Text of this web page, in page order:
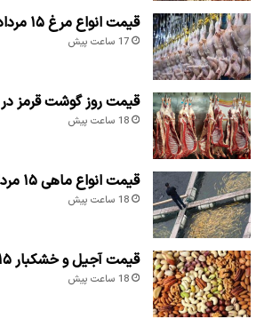
قیمت انواع مرغ ۱۵ مرداد ۱۴۰۵
17 ساعت پیش
قیمت روز گوشت قرمز در ۱۵ مرداد ۱۴۰۵
18 ساعت پیش
قیمت انواع ماهی ۱۵ مرداد ۱۴۰۵
18 ساعت پیش
قیمت آجیل و خشکبار ۱۵ مرداد ۱۴۰۵
18 ساعت پیش